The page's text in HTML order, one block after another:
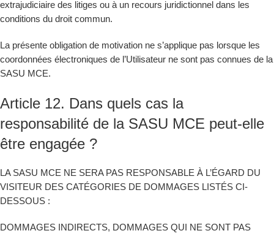
extrajudiciaire des litiges ou à un recours juridictionnel dans les
conditions du droit commun.
La présente obligation de motivation ne s’applique pas lorsque les
coordonnées électroniques de l’Utilisateur ne sont pas connues de la
SASU MCE.
Article 12. Dans quels cas la
responsabilité de la SASU MCE peut-elle
être engagée ?
LA SASU MCE NE SERA PAS RESPONSABLE À L’ÉGARD DU
VISITEUR DES CATÉGORIES DE DOMMAGES LISTÉS CI-
DESSOUS :
DOMMAGES INDIRECTS, DOMMAGES QUI NE SONT PAS